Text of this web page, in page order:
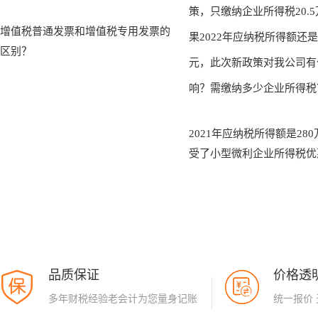
增值税普通发票和增值税专用发票的
区别？
2021年应纳税所得额是280
受了小型微利企业所得税
品质保证
多年财税经验老会计为您量身记账
价格透
统一报价